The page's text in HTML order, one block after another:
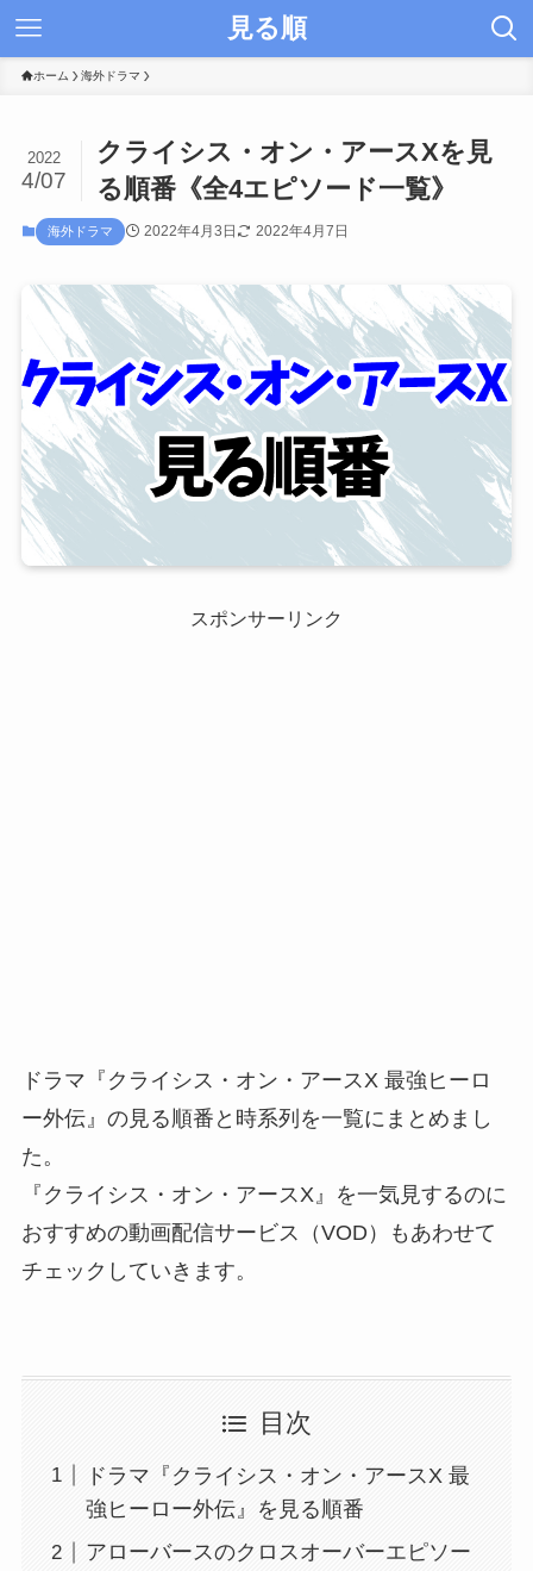
見る順
ホーム 海外ドラマ
クライシス・オン・アースXを見
る順番《全4エピソード一覧》
2022
4/07
海外ドラマ 2022年4月3日 2022年4月7日
スポンサーリンク
ドラマ『クライシス・オン・アースX 最強ヒーロ
ー外伝』の見る順番と時系列を一覧にまとめまし
た。
『クライシス・オン・アースX』を一気見するのに
おすすめの動画配信サービス（VOD）もあわせて
チェックしていきます。
目次
ドラマ『クライシス・オン・アースX 最
強ヒーロー外伝』を見る順番
アローバースのクロスオーバーエピソー